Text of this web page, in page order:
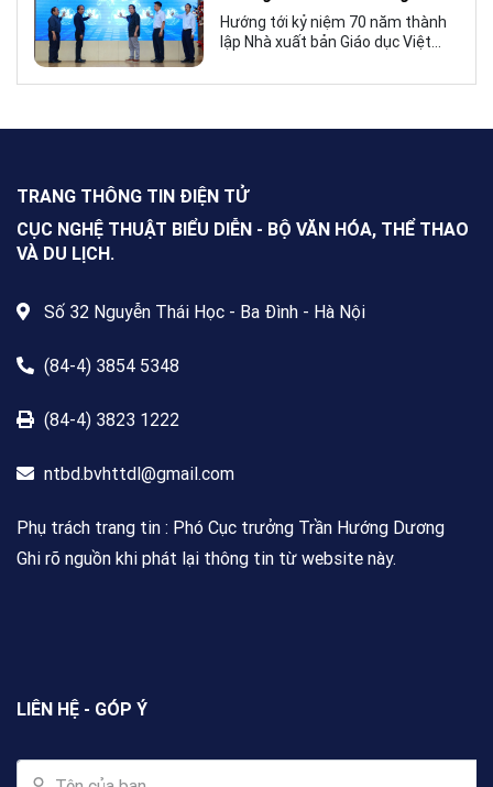
tỏa tình yêu học tập, tôn vinh
những giá trị bền vững của giáo
dục
Hướng tới kỷ niệm 70 năm thành
lập Nhà xuất bản Giáo dục Việt
NXBGDVN phối hợp với Hội Nhà
Nam trong và ngoài nước, không
giới hạn độ tuổi, nghề nghiệp hay
nơi cư trú.
TRANG THÔNG TIN ĐIỆN TỬ
CỤC NGHỆ THUẬT BIỂU DIỄN - BỘ VĂN HÓA, THỂ THAO
VÀ DU LỊCH.
Số 32 Nguyễn Thái Học - Ba Đình - Hà Nội
(84-4) 3854 5348
(84-4) 3823 1222
ntbd.bvhttdl@gmail.com
Phụ trách trang tin : Phó Cục trưởng Trần Hướng Dương
Ghi rõ nguồn khi phát lại thông tin từ website này.
LIÊN HỆ - GÓP Ý